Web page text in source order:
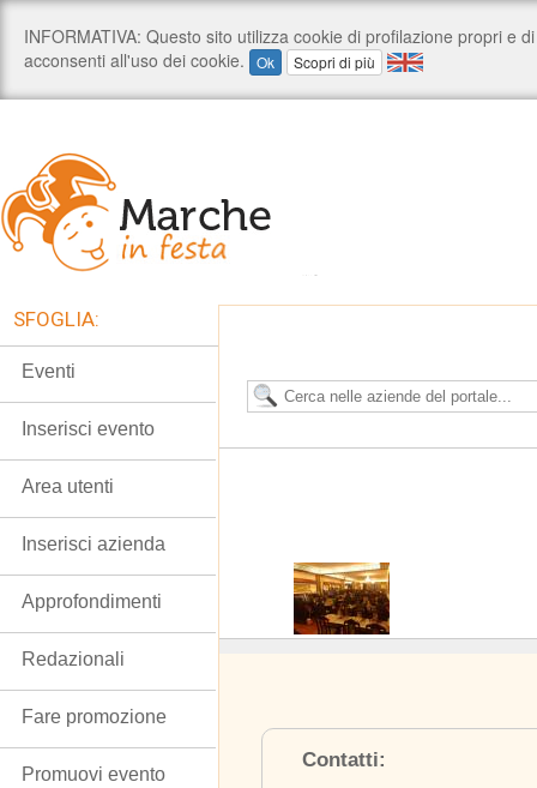
Contatti:
SFOGLIA:
Eventi
Inserisci evento
Area utenti
Inserisci azienda
Approfondimenti
Redazionali
Fare promozione
Promuovi evento